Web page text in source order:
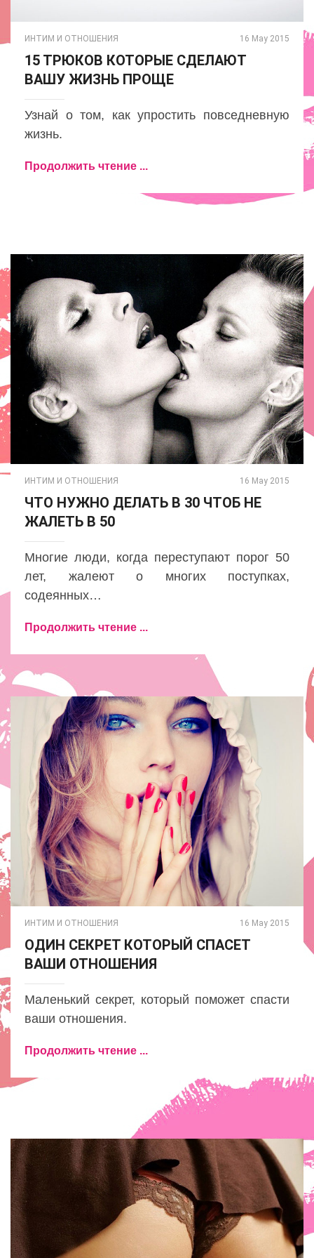
ИНТИМ И ОТНОШЕНИЯ 16 May 2015
15 ТРЮКОВ КОТОРЫЕ СДЕЛАЮТ
ВАШУ ЖИЗНЬ ПРОЩЕ
Узнай о том, как упростить повседневную
жизнь.
Продолжить чтение ...
ИНТИМ И ОТНОШЕНИЯ 16 May 2015
ЧТО НУЖНО ДЕЛАТЬ В 30 ЧТОБ НЕ
ЖАЛЕТЬ В 50
Многие люди, когда переступают порог 50
лет, жалеют о многих поступках,
содеянных…
Продолжить чтение ...
ИНТИМ И ОТНОШЕНИЯ 16 May 2015
ОДИН СЕКРЕТ КОТОРЫЙ СПАСЕТ
ВАШИ ОТНОШЕНИЯ
Маленький секрет, который поможет спасти
ваши отношения.
Продолжить чтение ...